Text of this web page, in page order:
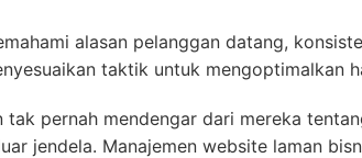
alasan pelanggan datang,
taktik untuk mengoptimalkan
tak pernah mendengar dari mereka
jendela. Manajemen website laman